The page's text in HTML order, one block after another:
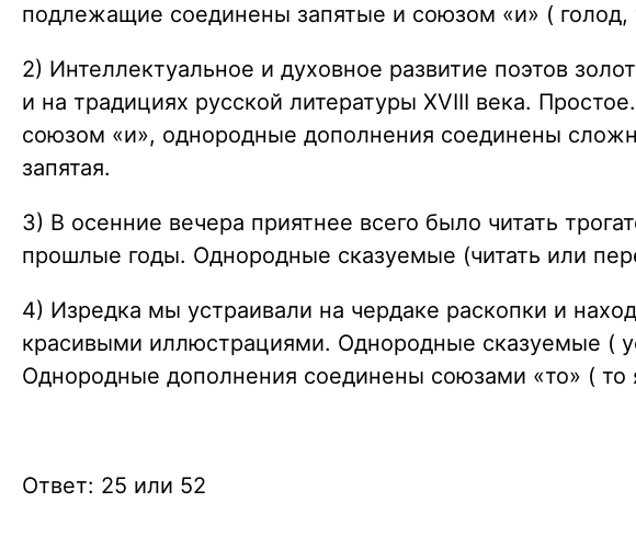
подлежащие соединены запятые и союзом «и» (
2) Интеллектуальное и духовное развитие поэтов
и на традициях русской литературы XVIII века.
союзом «и», однородные дополнения соединены
запятая.
3) В осенние вечера приятнее всего было читать
прошлые годы. Однородные сказуемые (читать или
4) Изредка мы устраивали на чердаке раскопки и
красивыми иллюстрациями. Однородные сказуемые (
Однородные дополнения соединены союзами «то» ( то
Ответ: 25 или 52